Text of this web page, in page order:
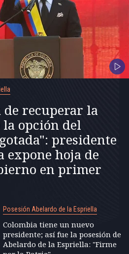
recuperar la
opción del
presidente
expone hoja de
en primer
Posesión Abelardo de la Espriella
Colombia tiene un nuevo
presidente; así fue la posesión de
Abelardo de la Espriella: "Firme